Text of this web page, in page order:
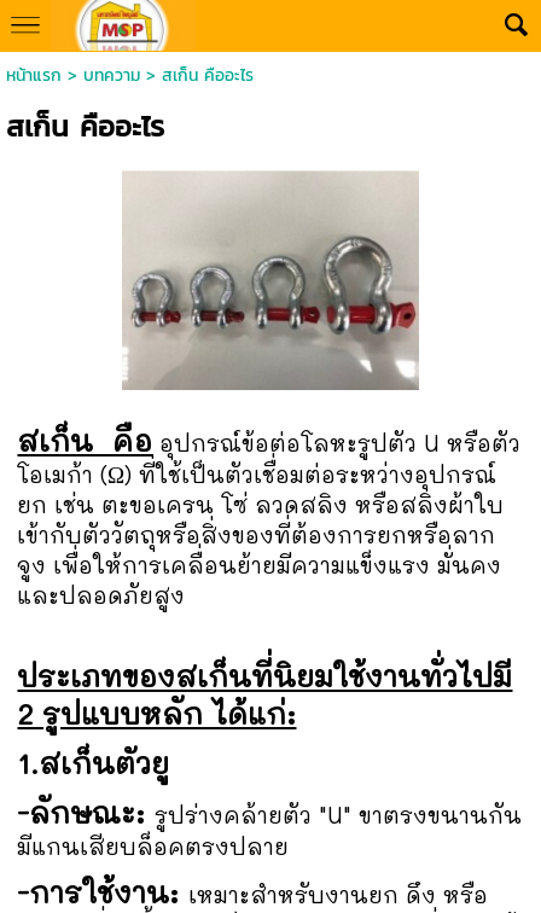
หน้าแรก > บทความ> สเก็น คืออะไร
สเก็น คืออะไร
สเก็น คือ อุปกรณ์ข้อต่อโลหะรูปตัว U หรือตัว
โอเมก้า (Ω) ที่ใช้เป็นตัวเชื่อมต่อระหว่างอุปกรณ์
ยก เช่น ตะขอเครน โซ่ ลวดสลิง หรือสลิงผ้าใบ
เข้ากับตัววัตถุหรือสิ่งของที่ต้องการยกหรือลาก
จูง เพื่อให้การเคลื่อนย้ายมีความแข็งแรง มั่นคง
และปลอดภัยสูง
ประเภทของสเก็นที่นิยมใช้งานทั่วไปมี
2 รูปแบบหลัก ได้แก่:
1.สเก็นตัวยู
-ลักษณะ: รูปร่างคล้ายตัว "U" ขาตรงขนานกัน
มีแกนเสียบล็อคตรงปลาย
-การใช้งาน: เหมาะสำหรับงานยก ดึง หรือ